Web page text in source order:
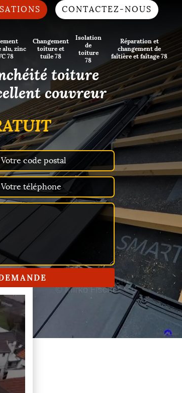
CONTACTEZ-NOUS
alu, zinc
78
Changement
toiture et
tuile 78
Isolation
de
toiture
78
Réparation et
changement de
faîtière et faîtage 78
toiture
couvreur